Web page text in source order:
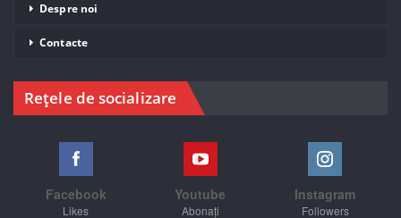
Despre noi
Contacte
Rețele de socializare
Facebook
Likes
Youtube
Abonați
Instagram
Followers